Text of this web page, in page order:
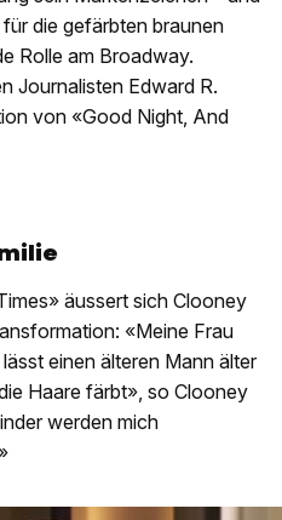
die gefärbten braunen
Rolle am Broadway.
Journalisten Edward R.
von «Good Night, And
äussert sich Clooney
«Meine Frau
einen älteren Mann älter
Haare färbt», so Clooney
werden mich